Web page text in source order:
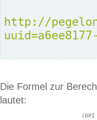
http://
Die Formel zur
lautet: